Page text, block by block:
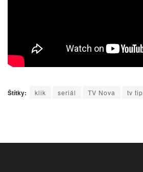
Štítky: klik seriál TV Nova tv tip